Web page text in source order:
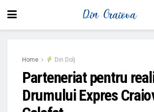
Home Din Dolj
Parteneriat pentru
Drumului Expres